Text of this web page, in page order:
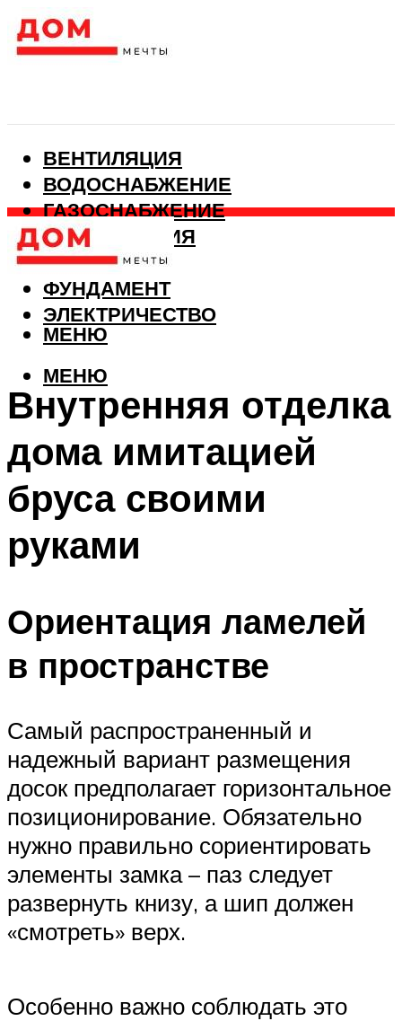
ВЕНТИЛЯЦИЯ
ВОДОСНАБЖЕНИЕ
ГАЗОСНАБЖЕНИЕ
КАНАЛИЗАЦИЯ
ОТОПЛЕНИЕ
ФУНДАМЕНТ
ЭЛЕКТРИЧЕСТВО
МЕНЮ
МЕНЮ
Внутренняя отделка
дома имитацией
бруса своими
руками
Ориентация ламелей
в пространстве
Самый распространенный и
надежный вариант размещения
досок предполагает горизонтальное
позиционирование. Обязательно
нужно правильно сориентировать
элементы замка – паз следует
развернуть книзу, а шип должен
«смотреть» верх.
Особенно важно соблюдать это